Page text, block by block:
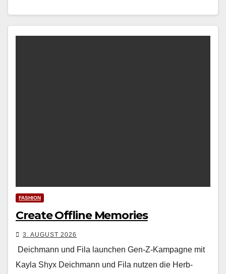
FASHION
Create Offline Memories
3. AUGUST 2026
Deichmann und Fila launchen Gen-Z-Kampagne mit
Kayla Shyx Deich­mann und Fila nutzen die Herb­